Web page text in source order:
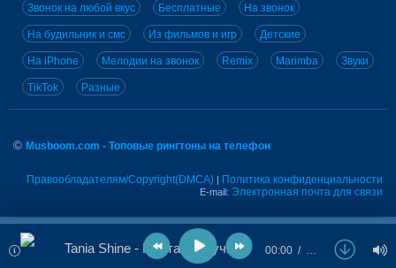
Звонок на любой вкус Бесплатные На звонок
На будильник и смс Из фильмов и игр Детские
На iPhone Мелодии на звонок Remix Marimba Звуки
TikTok Разные
© Musboom.com - Топовые рингтоны на телефон
Правообладателям/Copyright(DMCA) | Политика конфиденциальности
E-mail: Электронная почта для связи
Tania Shine - Как так получилось 00:00 …